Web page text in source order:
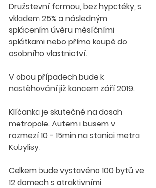
Družstevní formou, bez hypotéky, s
vkladem 25% a následným
splácením úvěru měsíčními
splátkami nebo přímo koupě do
osobního vlastnictví.
V obou případech bude k
nastěhování již koncem září 2019.
Klíčanka je skutečně na dosah
metropole. Autem i busem v
rozmezí 10 - 15min na stanici metra
Kobylisy.
Celkem bude vystavěno 100 bytů ve
12 domech s atraktivními